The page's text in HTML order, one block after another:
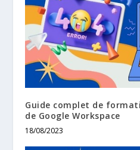
Guide complet de
de Google Workspace
18/08/2023